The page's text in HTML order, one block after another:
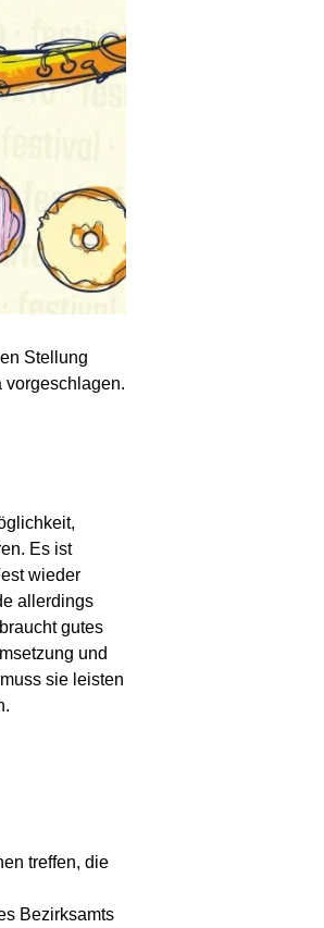
Stellung
vorgeschlagen.
Es ist
wieder
allerdings
gutes
und
sie leisten
treffen, die
Bezirksamts